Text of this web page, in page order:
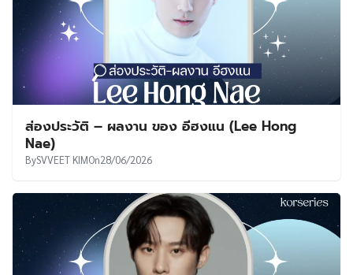
ส่องประวัติ – ผลงาน ของ อีฮงแน (Lee Hong
Nae)
BySVVEET KIMOn28/06/2026